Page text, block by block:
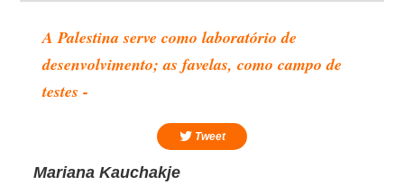
A Palestina serve como laboratório de
desenvolvimento; as favelas, como campo de
testes -
Tweet
Mariana Kauchakje